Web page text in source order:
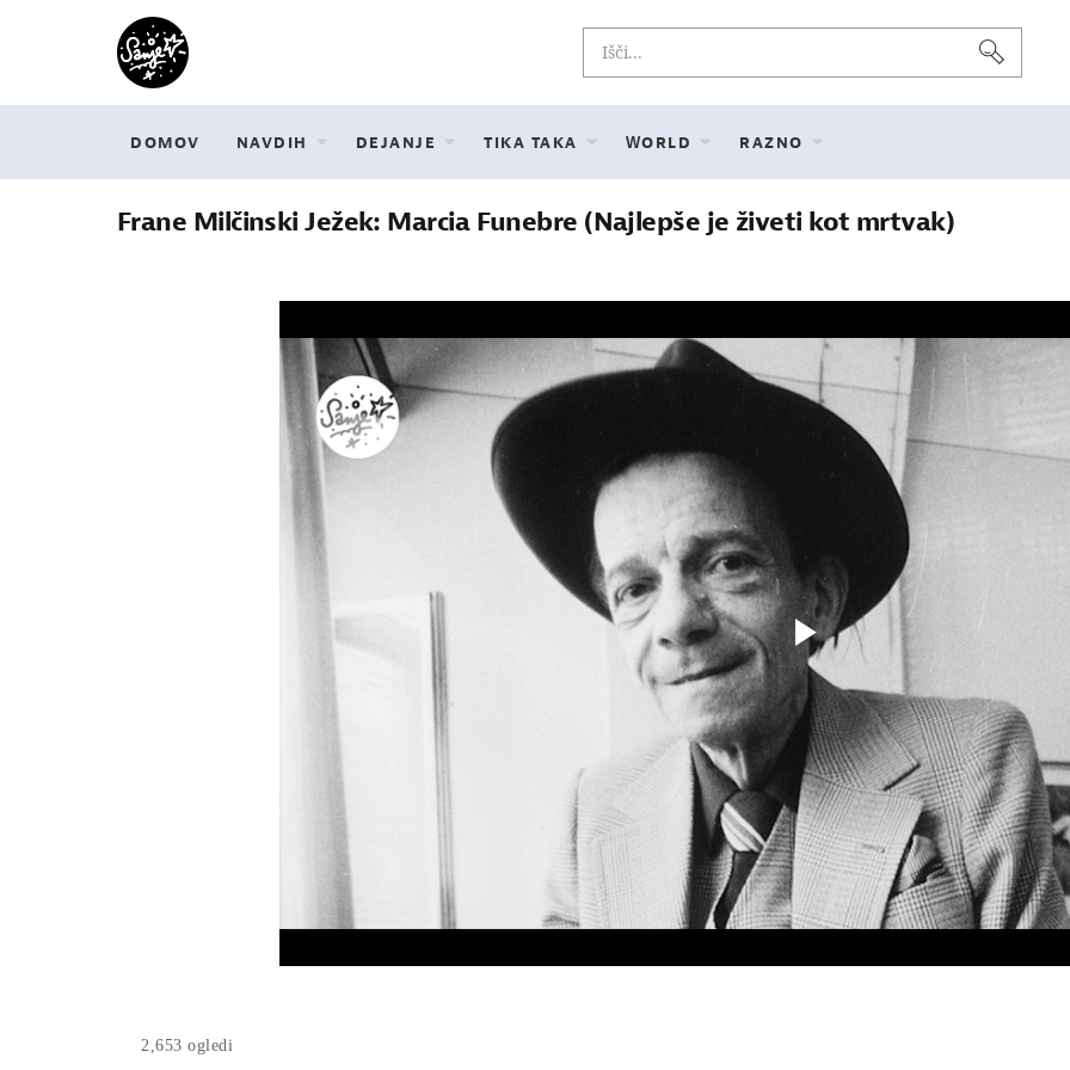
DOMOV NAVDIH DEJANJE TIKA TAKA WORLD RAZNO
Frane Milčinski Ježek: Marcia Funebre (Najlepše je živeti kot mrtvak)
Play
Video
2,653 ogledi